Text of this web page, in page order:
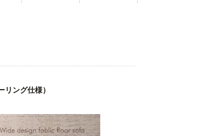
ング仕様）